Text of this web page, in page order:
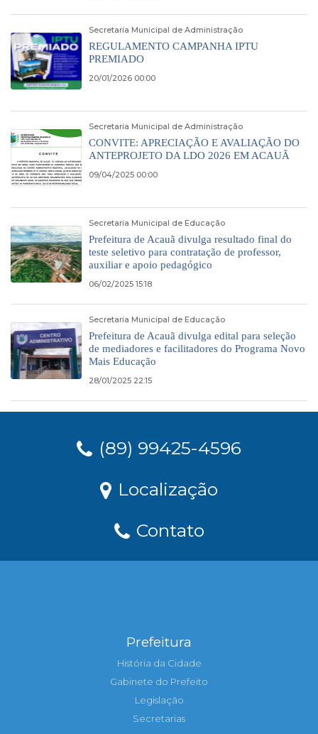
Secretaria Municipal de Administração
REGULAMENTO CAMPANHA IPTU
PREMIADO
20/01/2026 00:00
Secretaria Municipal de Administração
CONVITE: APRECIAÇÃO E AVALIAÇÃO DO
ANTEPROJETO DA LDO 2026 EM ACAUÃ
09/04/2025 00:00
Secretaria Municipal de Educação
Prefeitura de Acauã divulga resultado final do
teste seletivo para contratação de professor,
auxiliar e apoio pedagógico
06/02/2025 15:18
Secretaria Municipal de Educação
Prefeitura de Acauã divulga edital para seleção
de mediadores e facilitadores do Programa Novo
Mais Educação
28/01/2025 22:15
(89) 99425-4596
Localização
Contato
Prefeitura
História da Cidade
Gabinete do Prefeito
Legislação
Secretarias